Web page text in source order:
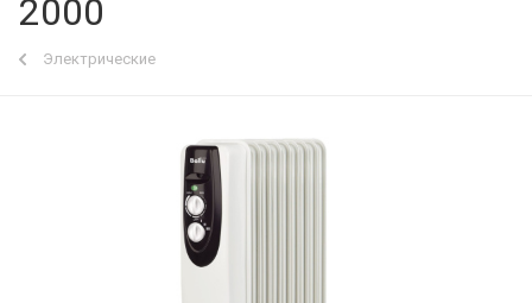
2000
Электрические